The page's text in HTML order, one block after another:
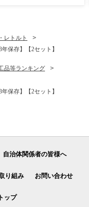
レトルト
保存】【2セット】
品等ランキング
保存】【2セット】
自治体関係者の皆様へ
り組み お問い合わせ
ップ